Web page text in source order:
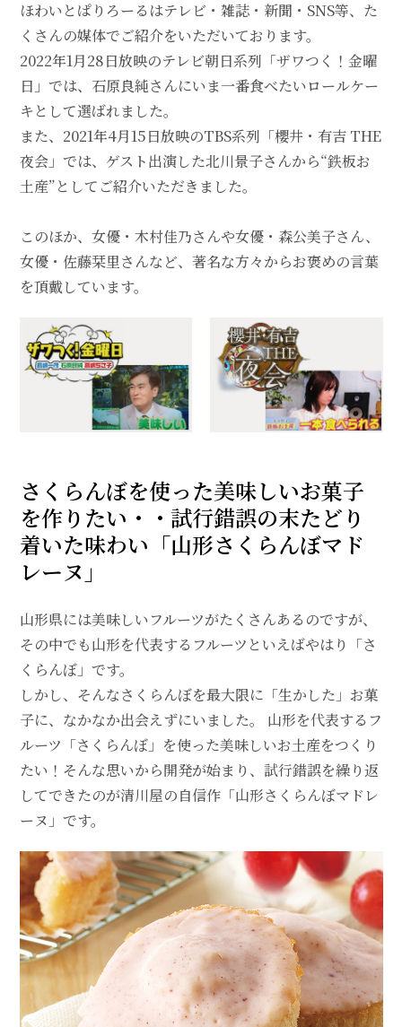
ほわいとぱりろーるはテレビ・雑誌・新聞・SNS等、た
くさんの媒体でご紹介をいただいております。
2022年1月28日放映のテレビ朝日系列「ザワつく！金曜
日」では、石原良純さんにいま一番食べたいロールケー
キとして選ばれました。
また、2021年4月15日放映のTBS系列「櫻井・有吉 THE
夜会」では、ゲスト出演した北川景子さんから“鉄板お
土産”としてご紹介いただきました。
このほか、女優・木村佳乃さんや女優・森公美子さん、
女優・佐藤栞里さんなど、著名な方々からお褒めの言葉
を頂戴しています。
さくらんぼを使った美味しいお菓子
を作りたい・・試行錯誤の末たどり
着いた味わい「山形さくらんぼマド
レーヌ」
山形県には美味しいフルーツがたくさんあるのですが、
その中でも山形を代表するフルーツといえばやはり「さ
くらんぼ」です。
しかし、そんなさくらんぼを最大限に「生かした」お菓
子に、なかなか出会えずにいました。 山形を代表するフ
ルーツ「さくらんぼ」を使った美味しいお土産をつくり
たい！そんな思いから開発が始まり、試行錯誤を繰り返
してできたのが清川屋の自信作「山形さくらんぼマドレ
ーヌ」です。